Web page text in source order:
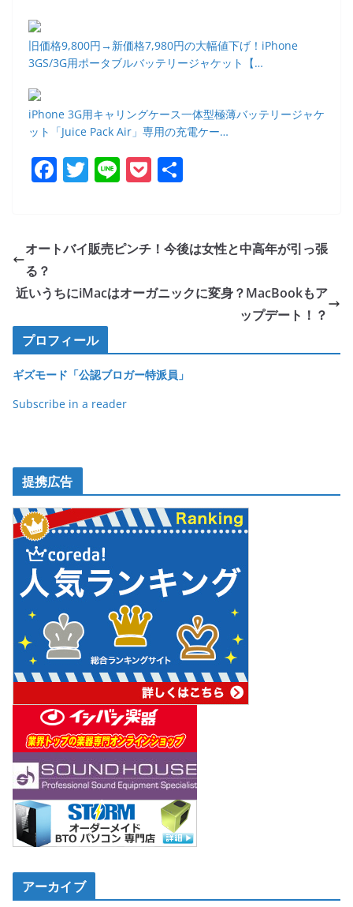
旧価格9,800円→新価格7,980円の大幅値下げ！iPhone
3GS/3G用ポータブルバッテリージャケット【…
iPhone 3G用キャリングケース一体型極薄バッテリージャケ
ット「Juice Pack Air」専用の充電ケー…
F
e
o
o
k
T
er
Li P
et
オートバイ販売ピンチ！今後は女性と中高年が引っ張
る？
近いうちにiMacはオーガニックに変身？MacBookもア
ップデート！？
プロフィール
ギズモード「公認ブロガー特派員」
Subscribe in a reader
提携広告
アーカイブ